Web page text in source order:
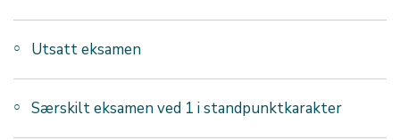
Utsatt eksamen
Særskilt eksamen ved 1 i standpunktkarakter